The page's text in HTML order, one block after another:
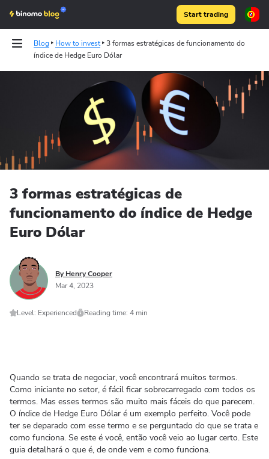
Start trading
Blog How to invest
3 formas estratégicas de funcionamento do
índice de Hedge Euro Dólar
Binomo on Telegram
3 formas estratégicas de
funcionamento do índice de Hedge
Euro Dólar
By Henry Cooper
Mar 4, 2023
Level: Experienced Reading time: 4 min
Quando se trata de negociar, você encontrará muitos termos.
Como iniciante no setor, é fácil ficar sobrecarregado com todos os
termos. Mas esses termos são muito mais fáceis do que parecem.
O índice de Hedge Euro Dólar é um exemplo perfeito. Você pode
ter se deparado com esse termo e se perguntado do que se trata e
como funciona. Se este é você, então você veio ao lugar certo. Este
guia detalhará o que é, de onde vem e como funciona.